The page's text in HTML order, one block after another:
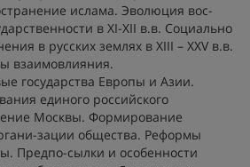
ислама. Эволюция вос-
в XI-XII в.в. Социально
в русских землях в ХIII – ХXV в.в.
взаимовлияния.
государства Европы и Азии.
единого российского
Москвы. Формирование
зации общества. Реформы
Предпо-сылки и особенности